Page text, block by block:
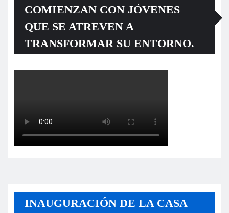
COMIENZAN CON JÓVENES
QUE SE ATREVEN A
TRANSFORMAR SU ENTORNO.
INAUGURACIÓN DE LA CASA